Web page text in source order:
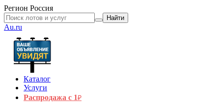
Регион Россия
Найти
Au.ru
Каталог
Услуги
Распродажа с 1₽